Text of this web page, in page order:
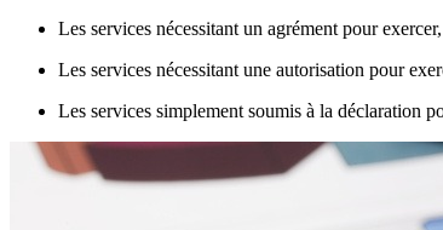
Les services nécessitant un agrément pour exercer,
Les services nécessitant une autorisation pour
Les services simplement soumis à la déclaration